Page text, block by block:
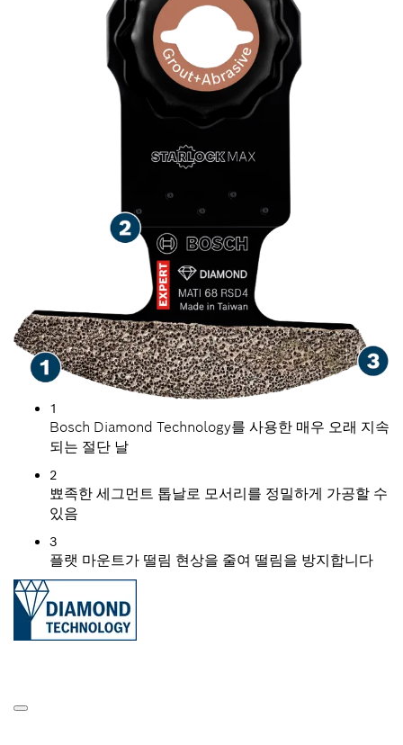
1
Bosch Diamond Technology를 사용한 매우 오래 지속
되는 절단 날
2
뾰족한 세그먼트 톱날로 모서리를 정밀하게 가공할 수
있음
3
플랫 마운트가 떨림 현상을 줄여 떨림을 방지합니다